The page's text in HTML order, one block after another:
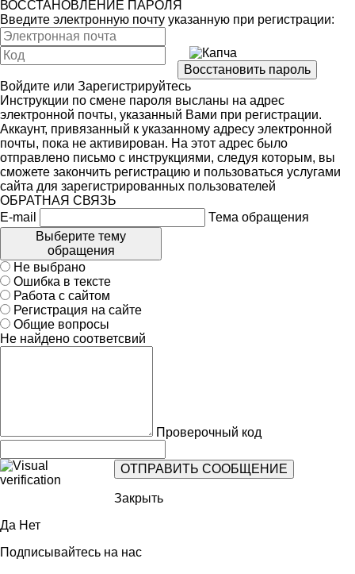
ВОССТАНОВЛЕНИЕ ПАРОЛЯ
Введите электронную почту указанную при регистрации:
Войдите или Зарегистрируйтесь
Инструкции по смене пароля высланы на адрес
электронной почты, указанный Вами при регистрации.
Аккаунт, привязанный к указанному адресу электронной
почты, пока не активирован. На этот адрес было
отправлено письмо с инструкциями, следуя которым, вы
сможете закончить регистрацию и пользоваться услугами
сайта для зарегистрированных пользователей
ОБРАТНАЯ СВЯЗЬ
E-mail
Тема обращения
Выберите тему
обращения
Не выбрано
Ошибка в тексте
Работа с сайтом
Регистрация на сайте
Общие вопросы
Не найдено соответсвий
Проверочный код
Закрыть
Да Нет
Подписывайтесь на нас